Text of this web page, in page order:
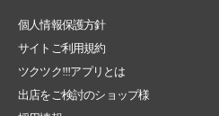
個人情報保護方針
サイトご利用規約
ツクツク!!!アプリとは
出店をご検討のショップ様